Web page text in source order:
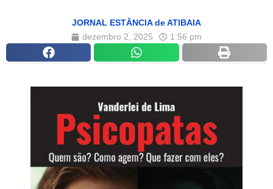
JORNAL ESTÂNCIA de ATIBAIA
dezembro 2, 2025
1:56 pm